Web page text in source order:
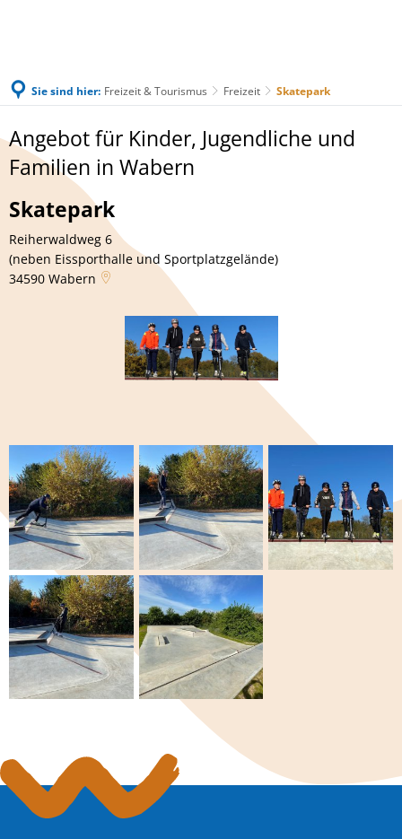
Sie sind hier: Freizeit & Tourismus Freizeit Skatepark
Skatepark
Angebot für Kinder, Jugendliche und
Familien in Wabern
Skatepark
Reiherwaldweg 6
(neben Eissporthalle und Sportplatzgelände)
34590 Wabern